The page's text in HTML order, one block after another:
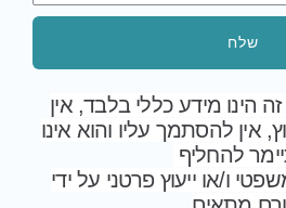
שלח
הינו מידע כללי בלבד, אין
אין להסתמך עליו והוא אינו
להחליף
ו/או ייעוץ פרטני על ידי